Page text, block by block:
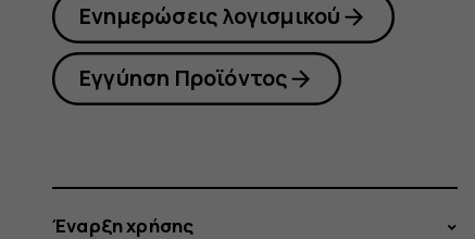
Ενημερώσεις λογισμικού
Εγγύηση Προϊόντος
Έναρξη χρήσης